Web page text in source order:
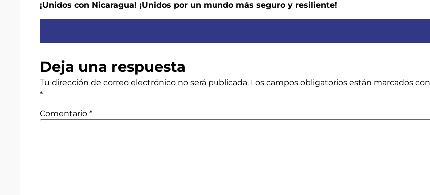
¡Unidos con Nicaragua! ¡Unidos por un mundo más seguro y resiliente!
Deja una respuesta
Tu dirección de correo electrónico no será publicada. Los campos obligatorios están marcados con
*
Comentario *